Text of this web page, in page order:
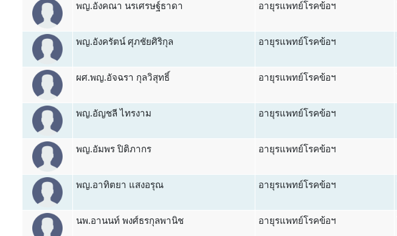
พญ.อังคณา นรเศรษฐ์ธาดา อายุรแพทย์โรคข้อฯ
พญ.อังครัตน์ ศุภชัยศิริกุล อายุรแพทย์โรคข้อฯ
ผศ.พญ.อัจฉรา กุลวิสุทธิ์ อายุรแพทย์โรคข้อฯ
พญ.อัญชลี ไทรงาม อายุรแพทย์โรคข้อฯ
พญ.อัมพร ปิติภากร อายุรแพทย์โรคข้อฯ
พญ.อาทิตยา แสงอรุณ อายุรแพทย์โรคข้อฯ
นพ.อานนท์ พงศ์ธรกุลพานิช อายุรแพทย์โรคข้อฯ